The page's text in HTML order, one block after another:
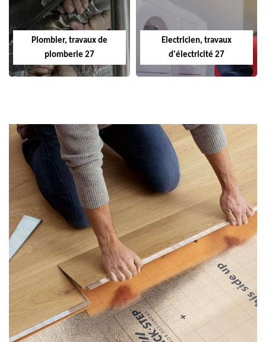
Plombier, travaux de
plomberie 27
Electricien, travaux
d'électricité 27